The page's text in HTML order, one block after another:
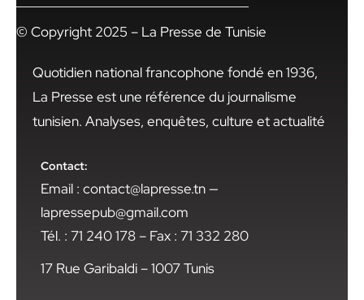
© Copyright 2025 – La Presse de Tunisie
Quotidien national francophone fondé en 1936,
La Presse est une référence du journalisme
tunisien. Analyses, enquêtes, culture et actualité
Contact:
Email : contact@lapresse.tn —
lapressepub@gmail.com
Tél. : 71 240 178 – Fax : 71 332 280
17 Rue Garibaldi – 1007 Tunis